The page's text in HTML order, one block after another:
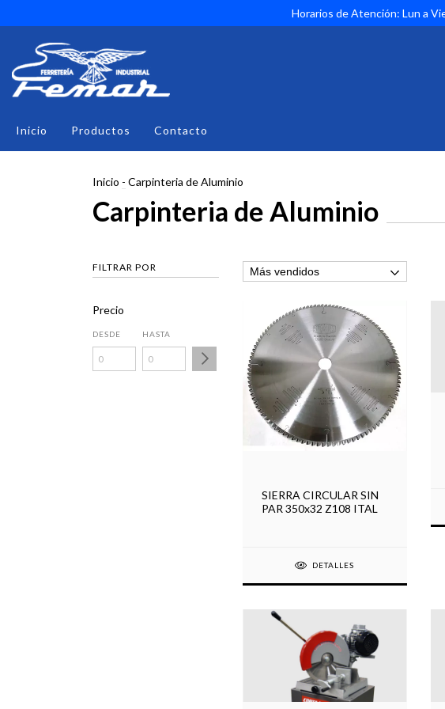
Horarios de Atención: Lun a
Inicio Productos Contacto
Inicio - Carpinteria de Aluminio
Carpinteria de Aluminio
FILTRAR POR
Precio
DESDE HASTA
SIERRA CIRCULAR SIN
PAR 350x32 Z108 ITAL
DETALLES